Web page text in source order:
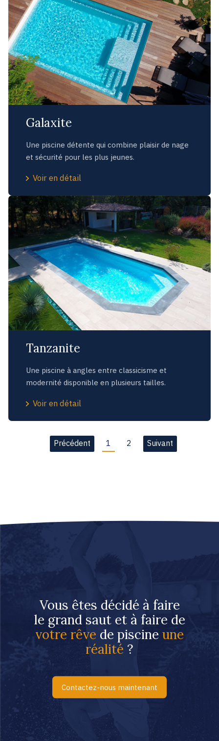
Galaxite
Une piscine détente qui combine plaisir de nage
et sécurité pour les plus jeunes.
Voir en détail
Tanzanite
Une piscine à angles entre classicisme et
modernité disponible en plusieurs tailles.
Voir en détail
Précédent 1 2 Suivant
Vous êtes décidé à faire
le grand saut et à faire de
votre rêve de piscine une
réalité ?
Contactez-nous maintenant